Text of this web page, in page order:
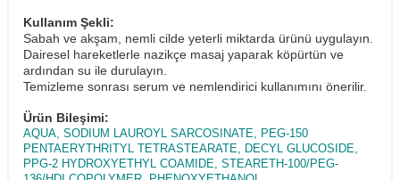
Kullanım Şekli:
Sabah ve akşam, nemli cilde yeterli miktarda ürünü uygulayın.
Dairesel hareketlerle nazikçe masaj yaparak köpürtün ve
ardından su ile durulayın.
Temizleme sonrası serum ve nemlendirici kullanımını önerilir.
Ürün Bileşimi:
AQUA, SODIUM LAUROYL SARCOSINATE, PEG-150
PENTAERYTHRITYL TETRASTEARATE, DECYL GLUCOSIDE,
PPG-2 HYDROXYETHYL COAMIDE, STEARETH-100/PEG-